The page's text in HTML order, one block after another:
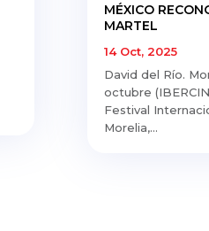
MÉXICO
MARTEL
14 Oct, 2025
David del Río.
octubre
Festival
Morelia,...